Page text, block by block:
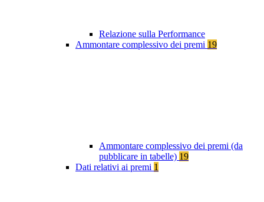
Relazione sulla Performance
Ammontare complessivo dei premi 19
Ammontare complessivo dei premi (da
pubblicare in tabelle) 19
Dati relativi ai premi 1